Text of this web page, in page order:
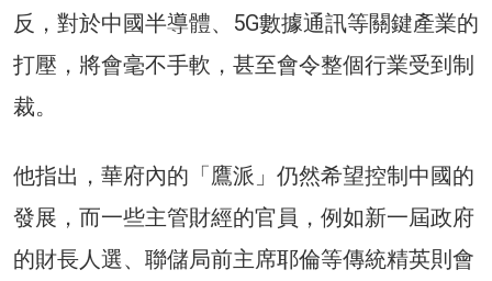
反，對於中國半導體、5G數據通訊等關鍵產業的
打壓，將會毫不手軟，甚至會令整個行業受到制
裁。
他指出，華府內的「鷹派」仍然希望控制中國的
發展，而一些主管財經的官員，例如新一屆政府
的財長人選、聯儲局前主席耶倫等傳統精英則會